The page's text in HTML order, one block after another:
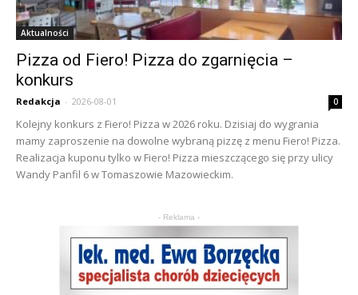
Aktualności
Pizza od Fiero! Pizza do zgarnięcia –
konkurs
Redakcja - 2026-08-01 0
Kolejny konkurs z Fiero! Pizza w 2026 roku. Dzisiaj do wygrania
mamy zaproszenie na dowolne wybraną pizzę z menu Fiero! Pizza.
Realizacja kuponu tylko w Fiero! Pizza mieszczącego się przy ulicy
Wandy Panfil 6 w Tomaszowie Mazowieckim.
- Reklama -